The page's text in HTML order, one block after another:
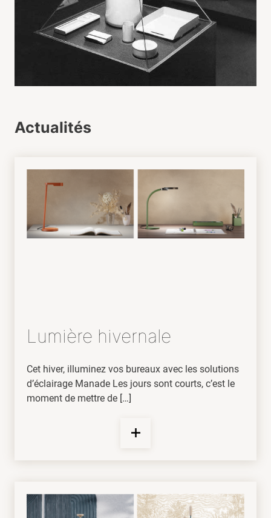
Actualités
Lumière hivernale
Cet hiver, illuminez vos bureaux avec les solutions
d’éclairage Manade Les jours sont courts, c’est le
moment de mettre de […]